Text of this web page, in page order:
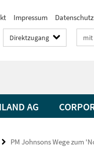
Impressum Datenschutz
Direktzugang
AG
PM Johnsons Wege zum